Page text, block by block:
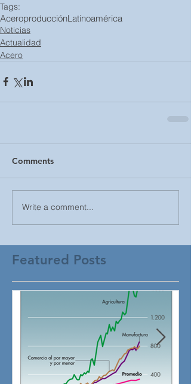
Tags:
AceroproducciónLatinoamérica
Noticias
Actualidad
Acero
Comments
Write a comment...
Featured Posts